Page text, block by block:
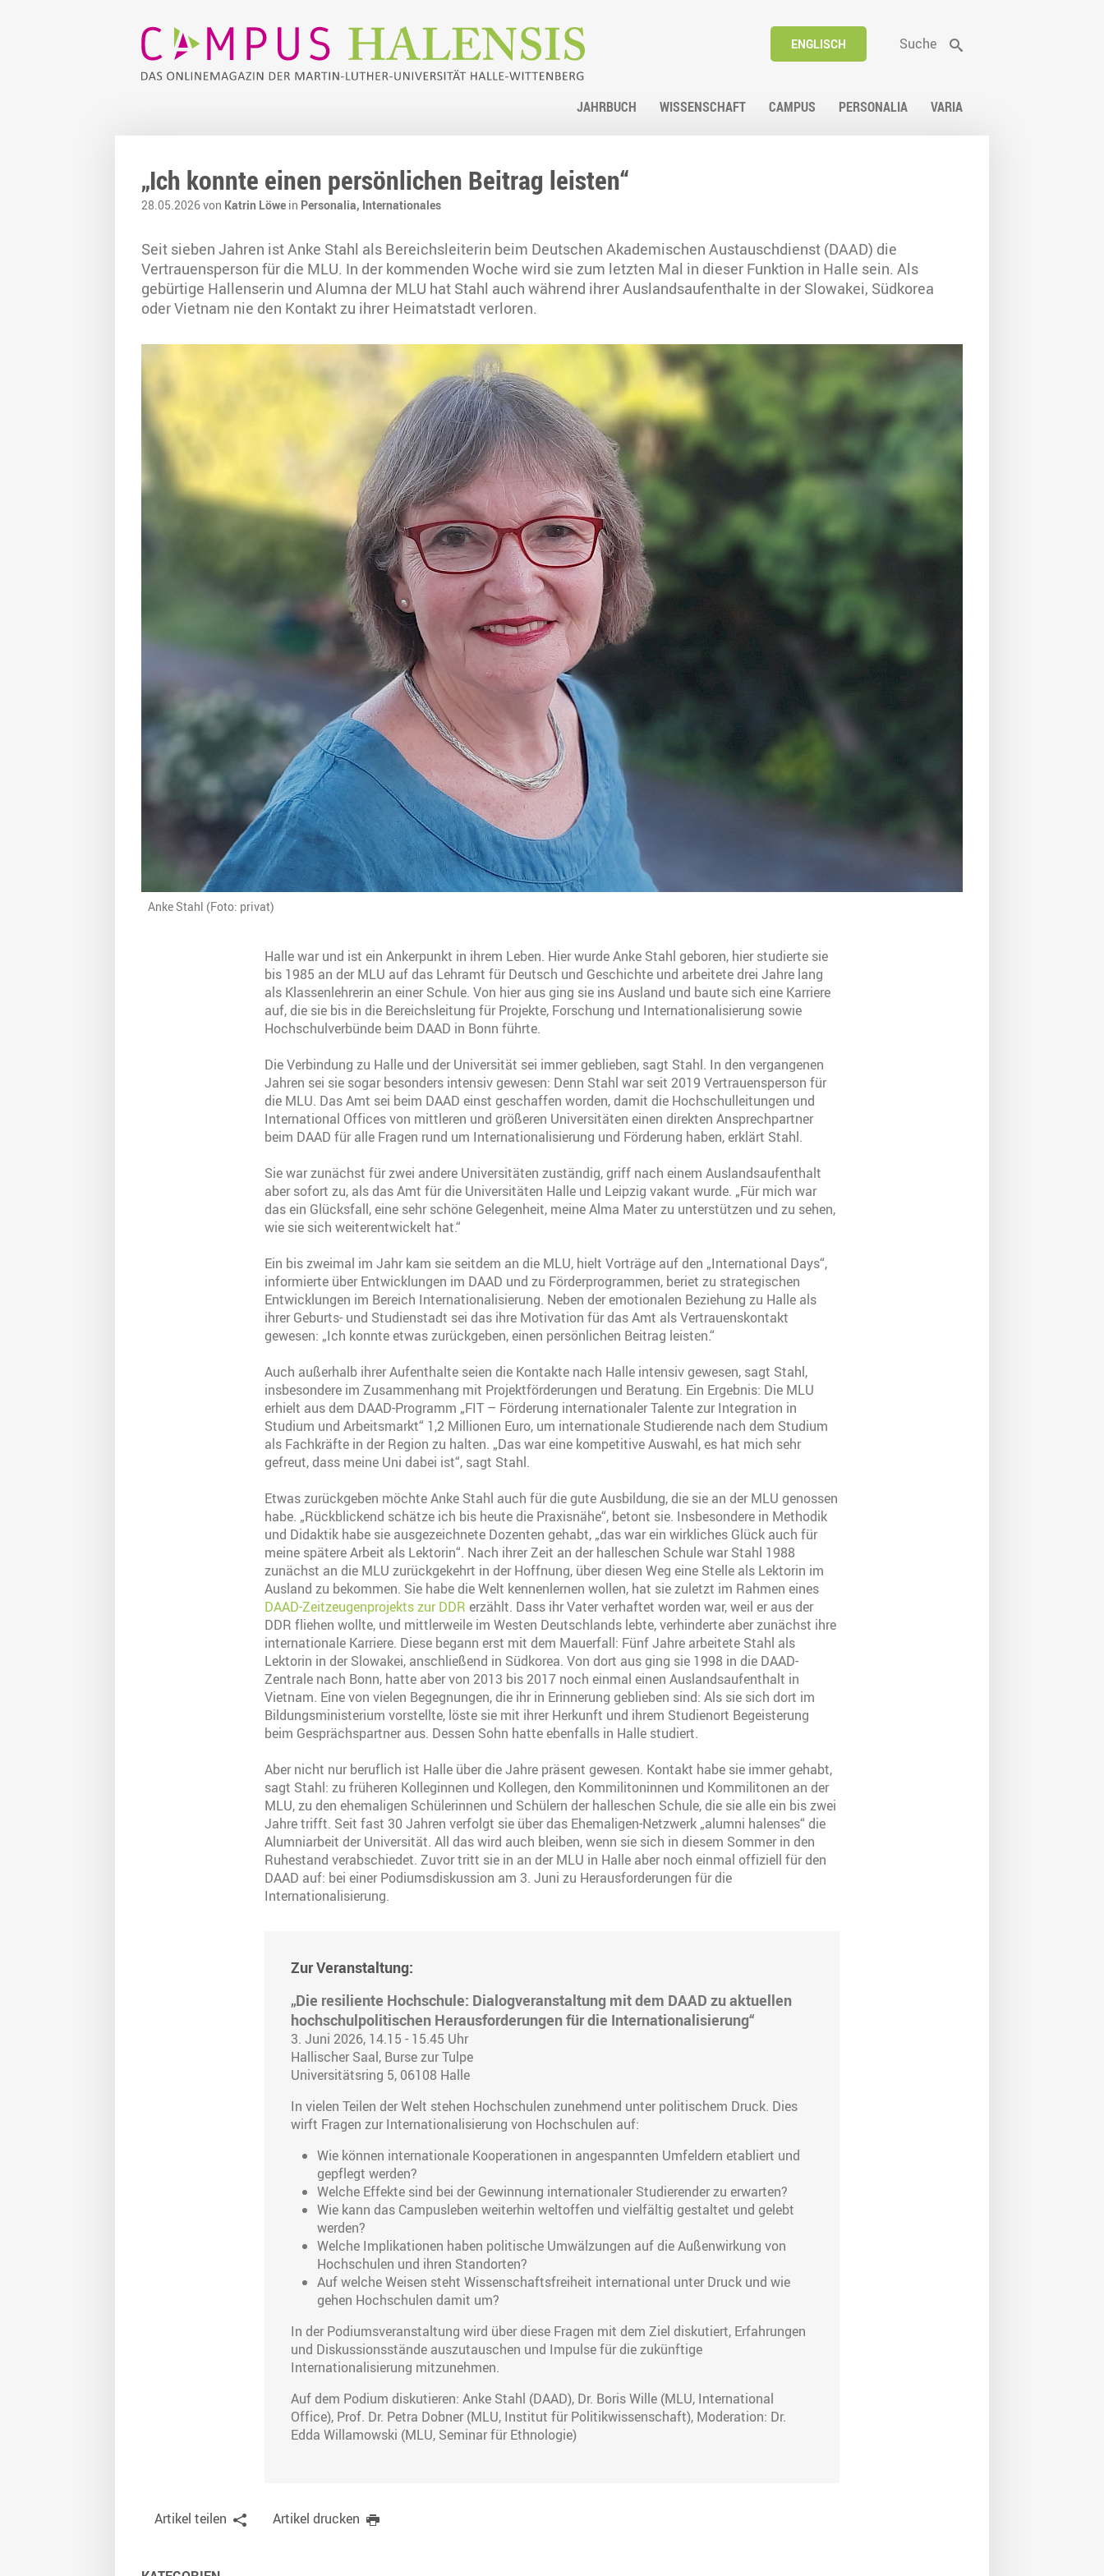
ENGLISCH Suche
JAHRBUCH WISSENSCHAFT CAMPUS PERSONALIA VARIA
„Ich konnte einen persönlichen Beitrag leisten“
28.05.2026 von Katrin Löwe in Personalia, Internationales
Seit sieben Jahren ist Anke Stahl als Bereichsleiterin beim Deutschen Akademischen Austauschdienst (DAAD) die
Vertrauensperson für die MLU. In der kommenden Woche wird sie zum letzten Mal in dieser Funktion in Halle sein. Als
gebürtige Hallenserin und Alumna der MLU hat Stahl auch während ihrer Auslandsaufenthalte in der Slowakei, Südkorea
oder Vietnam nie den Kontakt zu ihrer Heimatstadt verloren.
Anke Stahl (Foto: privat)
Halle war und ist ein Ankerpunkt in ihrem Leben. Hier wurde Anke Stahl geboren, hier studierte sie
bis 1985 an der MLU auf das Lehramt für Deutsch und Geschichte und arbeitete drei Jahre lang
als Klassenlehrerin an einer Schule. Von hier aus ging sie ins Ausland und baute sich eine Karriere
auf, die sie bis in die Bereichsleitung für Projekte, Forschung und Internationalisierung sowie
Hochschulverbünde beim DAAD in Bonn führte.
Die Verbindung zu Halle und der Universität sei immer geblieben, sagt Stahl. In den vergangenen
Jahren sei sie sogar besonders intensiv gewesen: Denn Stahl war seit 2019 Vertrauensperson für
die MLU. Das Amt sei beim DAAD einst geschaffen worden, damit die Hochschulleitungen und
International Offices von mittleren und größeren Universitäten einen direkten Ansprechpartner
beim DAAD für alle Fragen rund um Internationalisierung und Förderung haben, erklärt Stahl.
Sie war zunächst für zwei andere Universitäten zuständig, griff nach einem Auslandsaufenthalt
aber sofort zu, als das Amt für die Universitäten Halle und Leipzig vakant wurde. „Für mich war
das ein Glücksfall, eine sehr schöne Gelegenheit, meine Alma Mater zu unterstützen und zu sehen,
wie sie sich weiterentwickelt hat.“
Ein bis zweimal im Jahr kam sie seitdem an die MLU, hielt Vorträge auf den „International Days“,
informierte über Entwicklungen im DAAD und zu Förderprogrammen, beriet zu strategischen
Entwicklungen im Bereich Internationalisierung. Neben der emotionalen Beziehung zu Halle als
ihrer Geburts- und Studienstadt sei das ihre Motivation für das Amt als Vertrauenskontakt
gewesen: „Ich konnte etwas zurückgeben, einen persönlichen Beitrag leisten.“
Auch außerhalb ihrer Aufenthalte seien die Kontakte nach Halle intensiv gewesen, sagt Stahl,
insbesondere im Zusammenhang mit Projektförderungen und Beratung. Ein Ergebnis: Die MLU
erhielt aus dem DAAD-Programm „FIT – Förderung internationaler Talente zur Integration in
Studium und Arbeitsmarkt“ 1,2 Millionen Euro, um internationale Studierende nach dem Studium
als Fachkräfte in der Region zu halten. „Das war eine kompetitive Auswahl, es hat mich sehr
gefreut, dass meine Uni dabei ist“, sagt Stahl.
Etwas zurückgeben möchte Anke Stahl auch für die gute Ausbildung, die sie an der MLU genossen
habe. „Rückblickend schätze ich bis heute die Praxisnähe“, betont sie. Insbesondere in Methodik
und Didaktik habe sie ausgezeichnete Dozenten gehabt, „das war ein wirkliches Glück auch für
meine spätere Arbeit als Lektorin“. Nach ihrer Zeit an der halleschen Schule war Stahl 1988
zunächst an die MLU zurückgekehrt in der Hoffnung, über diesen Weg eine Stelle als Lektorin im
Ausland zu bekommen. Sie habe die Welt kennenlernen wollen, hat sie zuletzt im Rahmen eines
DAAD-Zeitzeugenprojekts zur DDR erzählt. Dass ihr Vater verhaftet worden war, weil er aus der
DDR fliehen wollte, und mittlerweile im Westen Deutschlands lebte, verhinderte aber zunächst ihre
internationale Karriere. Diese begann erst mit dem Mauerfall: Fünf Jahre arbeitete Stahl als
Lektorin in der Slowakei, anschließend in Südkorea. Von dort aus ging sie 1998 in die DAAD-
Zentrale nach Bonn, hatte aber von 2013 bis 2017 noch einmal einen Auslandsaufenthalt in
Vietnam. Eine von vielen Begegnungen, die ihr in Erinnerung geblieben sind: Als sie sich dort im
Bildungsministerium vorstellte, löste sie mit ihrer Herkunft und ihrem Studienort Begeisterung
beim Gesprächspartner aus. Dessen Sohn hatte ebenfalls in Halle studiert.
Aber nicht nur beruflich ist Halle über die Jahre präsent gewesen. Kontakt habe sie immer gehabt,
sagt Stahl: zu früheren Kolleginnen und Kollegen, den Kommilitoninnen und Kommilitonen an der
MLU, zu den ehemaligen Schülerinnen und Schülern der halleschen Schule, die sie alle ein bis zwei
Jahre trifft. Seit fast 30 Jahren verfolgt sie über das Ehemaligen-Netzwerk „alumni halenses“ die
Alumniarbeit der Universität. All das wird auch bleiben, wenn sie sich in diesem Sommer in den
Ruhestand verabschiedet. Zuvor tritt sie in an der MLU in Halle aber noch einmal offiziell für den
DAAD auf: bei einer Podiumsdiskussion am 3. Juni zu Herausforderungen für die
Internationalisierung.
Zur Veranstaltung:
„Die resiliente Hochschule: Dialogveranstaltung mit dem DAAD zu aktuellen
hochschulpolitischen Herausforderungen für die Internationalisierung“
3. Juni 2026, 14.15 - 15.45 Uhr
Hallischer Saal, Burse zur Tulpe
Universitätsring 5, 06108 Halle
In vielen Teilen der Welt stehen Hochschulen zunehmend unter politischem Druck. Dies
wirft Fragen zur Internationalisierung von Hochschulen auf:
Wie können internationale Kooperationen in angespannten Umfeldern etabliert und
gepflegt werden?
Welche Effekte sind bei der Gewinnung internationaler Studierender zu erwarten?
Wie kann das Campusleben weiterhin weltoffen und vielfältig gestaltet und gelebt
werden?
Welche Implikationen haben politische Umwälzungen auf die Außenwirkung von
Hochschulen und ihren Standorten?
Auf welche Weisen steht Wissenschaftsfreiheit international unter Druck und wie
gehen Hochschulen damit um?
In der Podiumsveranstaltung wird über diese Fragen mit dem Ziel diskutiert, Erfahrungen
und Diskussionsstände auszutauschen und Impulse für die zukünftige
Internationalisierung mitzunehmen.
Auf dem Podium diskutieren: Anke Stahl (DAAD), Dr. Boris Wille (MLU, International
Office), Prof. Dr. Petra Dobner (MLU, Institut für Politikwissenschaft), Moderation: Dr.
Edda Willamowski (MLU, Seminar für Ethnologie)
Artikel teilen Artikel drucken